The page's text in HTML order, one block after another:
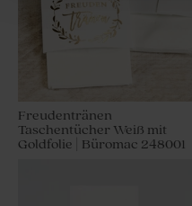
Freudentränen
Taschentücher Weiß mit
Goldfolie | Büromac 248001